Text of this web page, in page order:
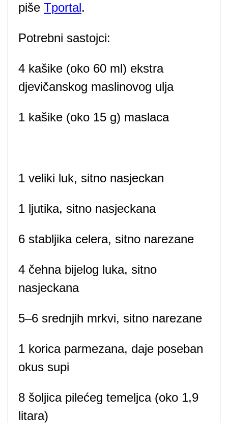
piše Tportal.
Potrebni sastojci:
4 kašike (oko 60 ml) ekstra
djevičanskog maslinovog ulja
1 kašike (oko 15 g) maslaca
1 veliki luk, sitno nasjeckan
1 ljutika, sitno nasjeckana
6 stabljika celera, sitno narezane
4 čehna bijelog luka, sitno
nasjeckana
5–6 srednjih mrkvi, sitno narezane
1 korica parmezana, daje poseban
okus supi
8 šoljica pilećeg temeljca (oko 1,9
litara)